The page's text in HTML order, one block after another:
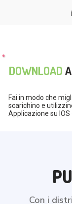
Fai in modo che
scarichino e
Applicazione su IOS
DOWNLOAD
Con i